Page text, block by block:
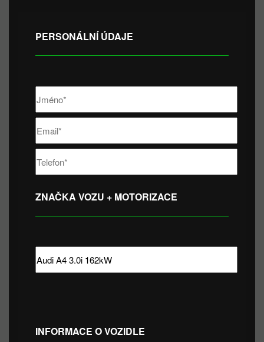
PERSONÁLNÍ ÚDAJE
ZNAČKA VOZU + MOTORIZACE
INFORMACE O VOZIDLE